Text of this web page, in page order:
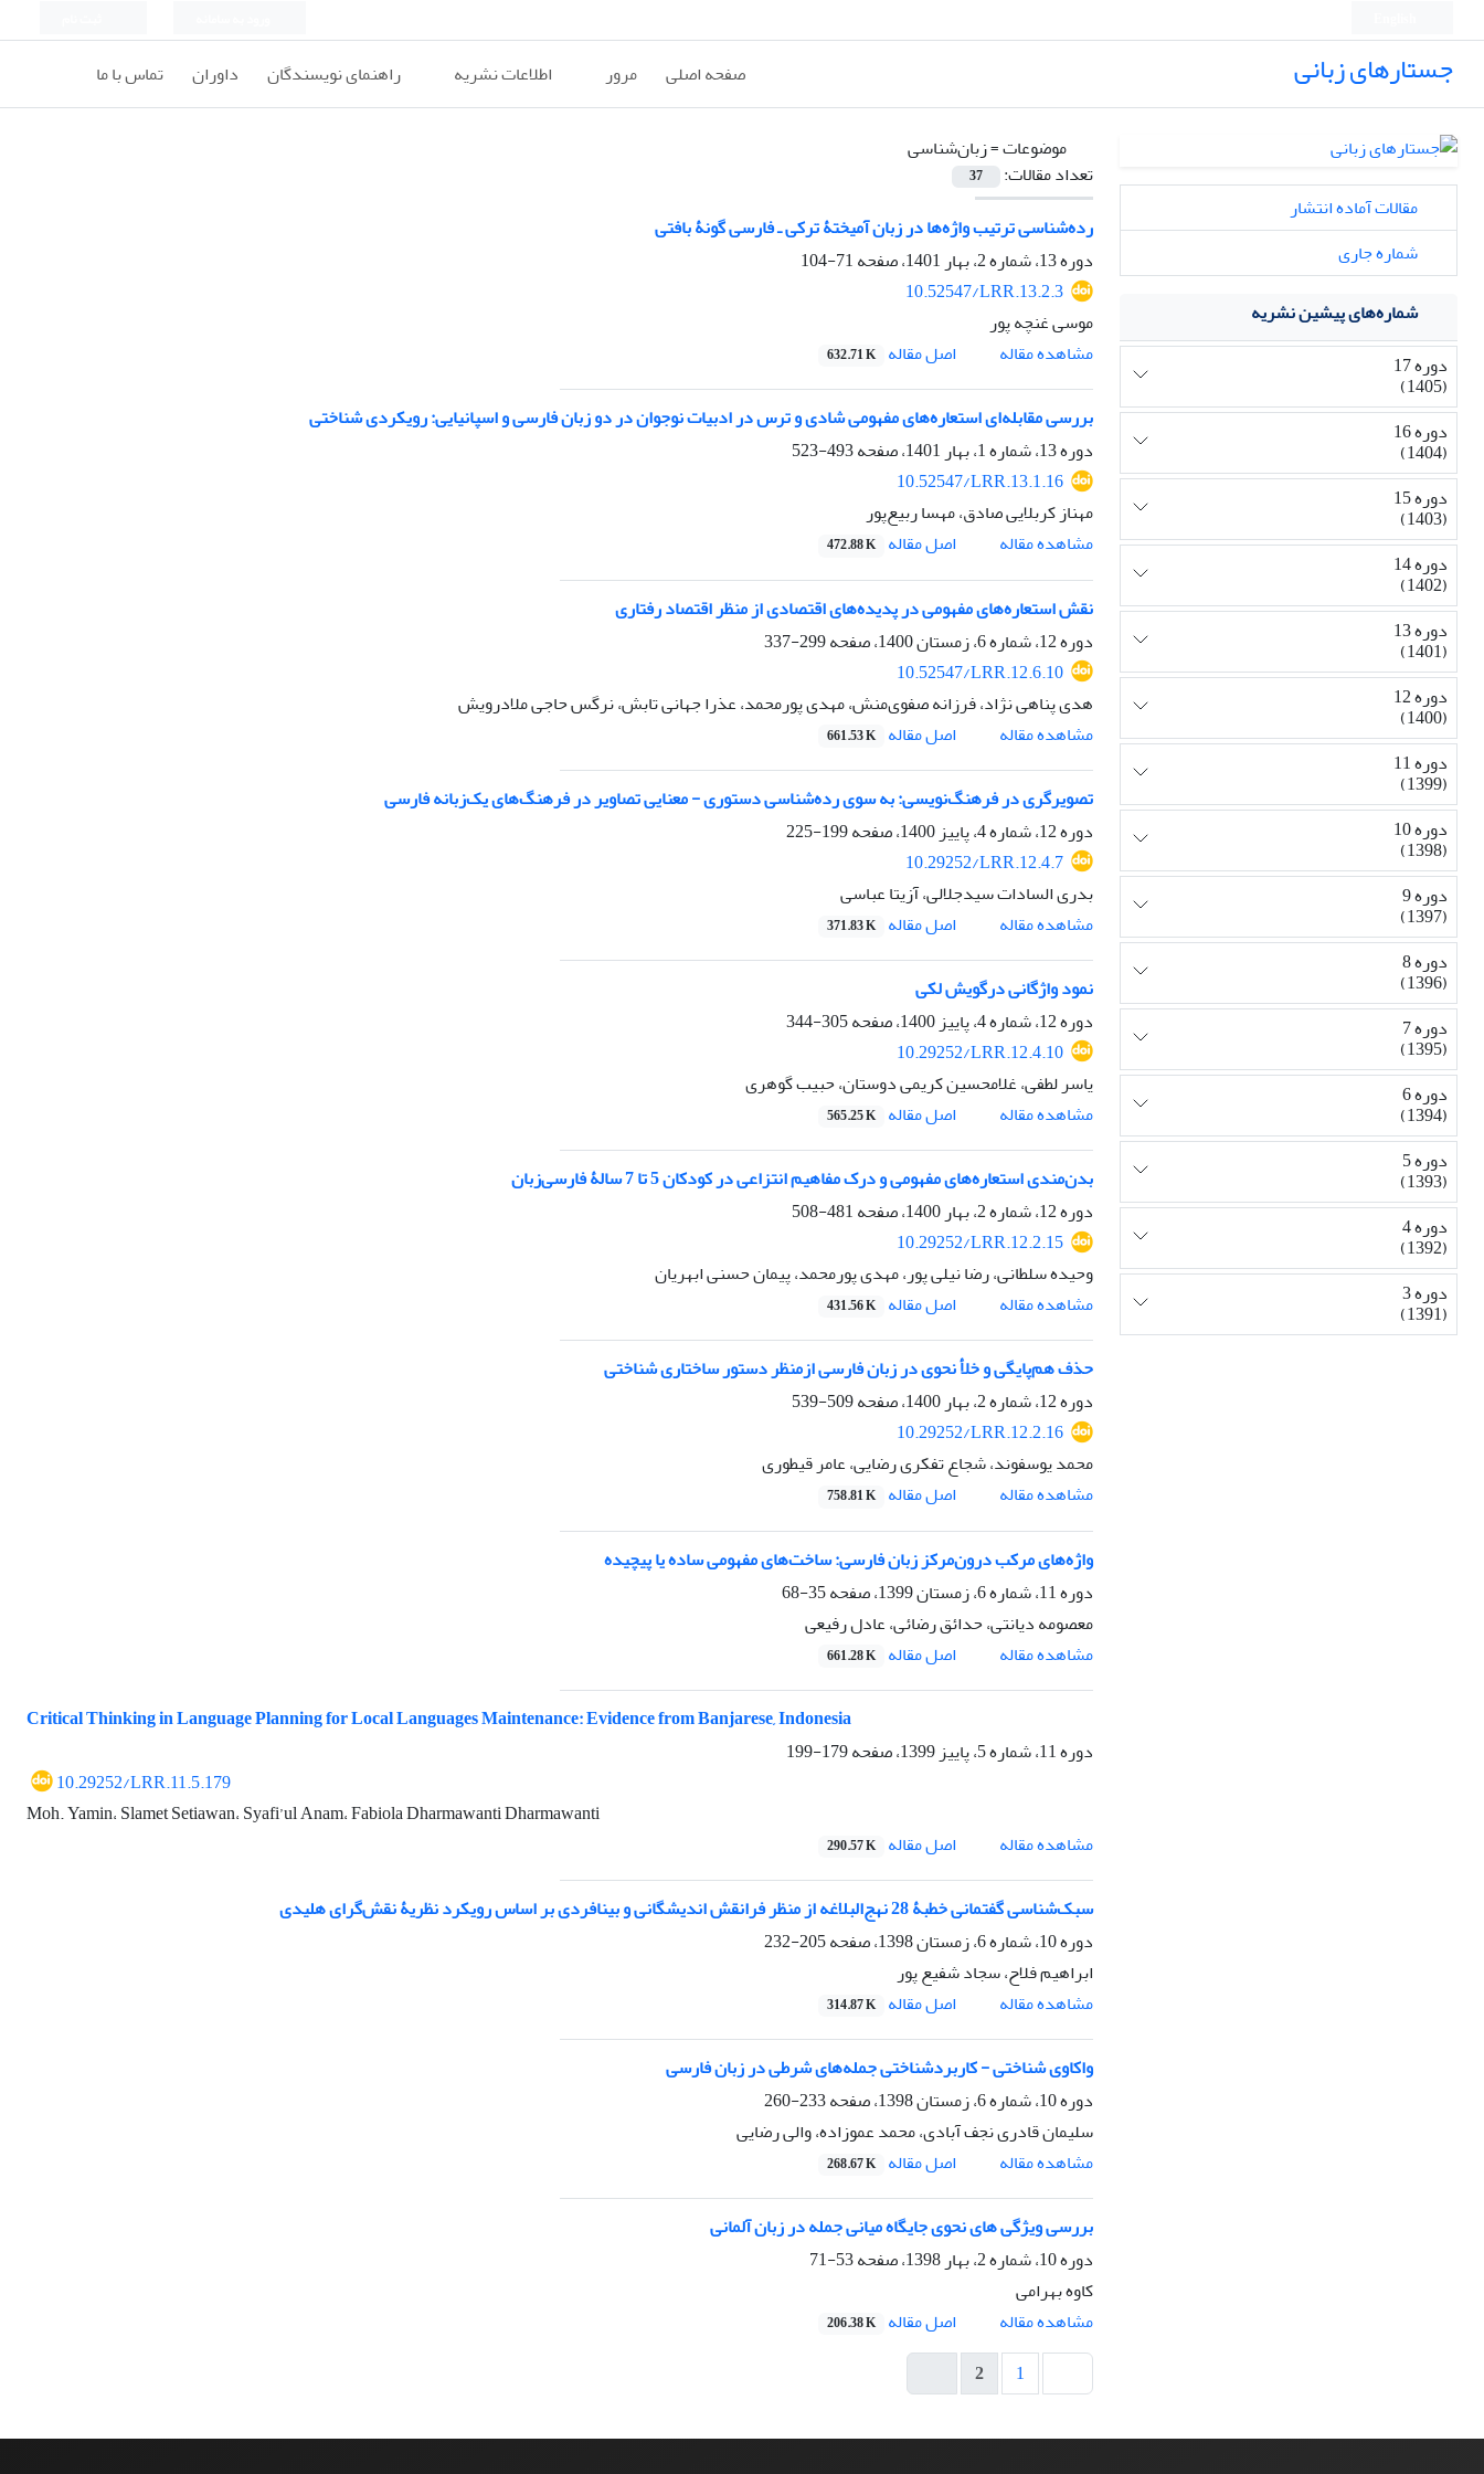
جستارهای زبانی صفحه اصلی مرور اطلاعات نشریه راهنمای نویسندگان داوران تماس با ما
موضوعات =زبان‌شناسی
تعداد مقالات:
37
رده‌شناسی ترتیب واژه‌ها در زبان آمیختۀ ترکی ـ فارسی گونۀ بافتی
دوره 13، شماره 2، بهار 1401، صفحه
71-104
10.52547/LRR.13.2.3
موسی غنچه پور
مشاهده مقاله
اصل مقاله 632.71 K
بررسی مقابله‌ای استعاره‌های مفهومی شادی و ترس در ادبیات نوجوان در دو زبان فارسی و اسپانیایی: رویکردی شناختی
دوره 13، شماره 1، بهار 1401، صفحه
493-523
10.52547/LRR.13.1.16
مهناز کربلایی صادق، مهسا ربیع‌پور
مشاهده مقاله
اصل مقاله 472.88 K
نقش استعاره‌های مفهومی در پدیده‌های اقتصادی از منظر اقتصاد رفتاری
دوره 12، شماره 6، زمستان 1400، صفحه
299-337
10.52547/LRR.12.6.10
هدی پناهی نژاد، فرزانه صفوی‌منش، مهدی پورمحمد، عذرا جهانی تابش، نرگس حاجی ملادرویش
مشاهده مقاله
اصل مقاله 661.53 K
تصویرگری در فرهنگ‌نویسی: به سوی رده‌شناسی دستوری - معنایی تصاویر در فرهنگ‌های یک‌زبانه فارسی
دوره 12، شماره 4، پاییز 1400، صفحه
199-225
10.29252/LRR.12.4.7
بدری السادات سیدجلالی، آزیتا عباسی
مشاهده مقاله
اصل مقاله 371.83 K
نمود واژگانی درگویش لکی
دوره 12، شماره 4، پاییز 1400، صفحه
305-344
10.29252/LRR.12.4.10
یاسر لطفی، غلامحسین کریمی دوستان، حبیب گوهری
مشاهده مقاله
اصل مقاله 565.25 K
بدن‌مندی استعاره‌های مفهومی و درک مفاهیم انتزاعی در کودکان 5 تا 7 سالۀ فارسی‌زبان
دوره 12، شماره 2، بهار 1400، صفحه
481-508
10.29252/LRR.12.2.15
وحیده سلطانی، رضا نیلی پور، مهدی پورمحمد، پیمان حسنی ابهریان
مشاهده مقاله
اصل مقاله 431.56 K
حذف هم‌پایگی و خلأ نحوی در زبان فارسی از‌منظر دستور ساختاری شناختی
دوره 12، شماره 2، بهار 1400، صفحه
509-539
10.29252/LRR.12.2.16
محمد یوسفوند، شجاع تفکری رضایی، عامر قیطوری
مشاهده مقاله
اصل مقاله 758.81 K
واژه‌های مرکب درون‌مرکز زبان فارسی: ساخت‌های مفهومی ساده یا پیچیده
دوره 11، شماره 6، زمستان 1399، صفحه
35-68
معصومه دیانتی، حدائق رضائی، عادل رفیعی
مشاهده مقاله
اصل مقاله 661.28 K
Critical Thinking in Language Planning for Local Languages Maintenance: Evidence from Banjarese, Indonesia
دوره 11، شماره 5، پاییز 1399، صفحه
179-199
10.29252/LRR.11.5.179
Moh. Yamin، Slamet Setiawan، Syafi’ul Anam، Fabiola Dharmawanti Dharmawanti
مشاهده مقاله
اصل مقاله 290.57 K
سبک‌شناسی گفتمانی خطبۀ 28 نهج‌البلاغه از منظر فرانقش اندیشگانی و بینافردی بر اساس رویکرد نظریۀ نقش‌گرای هلیدی
دوره 10، شماره 6، زمستان 1398، صفحه
205-232
ابراهیم فلاح، سجاد شفیع پور
مشاهده مقاله
اصل مقاله 314.87 K
واکاوی شناختی - کاربردشناختی جمله‌های شرطی در زبان فارسی
دوره 10، شماره 6، زمستان 1398، صفحه
233-260
سلیمان قادری نجف آبادی، محمد عموزاده، والی رضایی
مشاهده مقاله
اصل مقاله 268.67 K
بررسی ویژگی های نحوی جایگاه میانی جمله در زبان آلمانی
دوره 10، شماره 2، بهار 1398، صفحه
53-71
کاوه بهرامی
مشاهده مقاله
اصل مقاله 206.38 K
1
2
مقالات آماده انتشار
شماره جاری
شماره‌های پیشین نشریه
دوره 17
(1405)
دوره 16
(1404)
دوره 15
(1403)
دوره 14
(1402)
دوره 13
(1401)
دوره 12
(1400)
دوره 11
(1399)
دوره 10
(1398)
دوره 9
(1397)
دوره 8
(1396)
دوره 7
(1395)
دوره 6
(1394)
دوره 5
(1393)
دوره 4
(1392)
دوره 3
(1391)